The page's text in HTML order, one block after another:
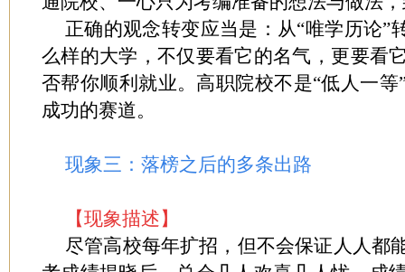
正确的观念转变应当是：从“唯学历论”
么样的大学，不仅要看它的名气，更要看
否帮你顺利就业。高职院校不是“低人一
成功的赛道。
现象三：落榜之后的多条出路
【现象描述】
尽管高校每年扩招，但不会保证人人都